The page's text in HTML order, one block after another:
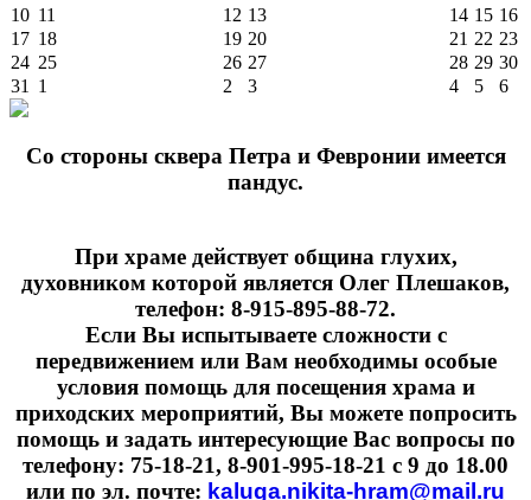
10 11 12 13 14 15 16
17 18 19 20 21 22 23
24 25 26 27 28 29 30
31
1 2 3 4 5 6
Cо стороны сквера Петра и Февронии имеется
пандус.
При храме действует община глухих,
духовником которой является Олег Плешаков,
телефон: 8-915-895-88-72.
Если Вы испытываете сложности с
передвижением или Вам необходимы особые
условия помощь для посещения храма и
приходских мероприятий, Вы можете попросить
помощь и задать интересующие Вас вопросы по
телефону: 75-18-21, 8-901-995-18-21 с 9 до 18.00
или по эл. почте: kaluga.nikita-hram@mail.ru